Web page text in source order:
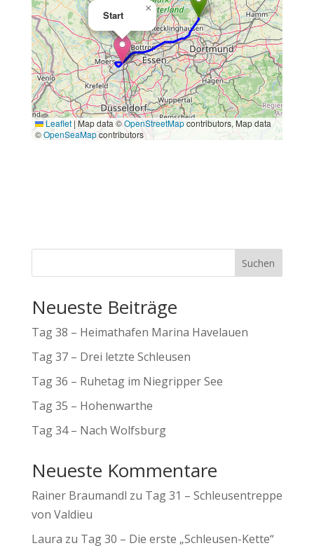
Suchen
Neueste Beiträge
Tag 38 – Heimathafen Marina Havelauen
Tag 37 – Drei letzte Schleusen
Tag 36 – Ruhetag im Niegripper See
Tag 35 – Hohenwarthe
Tag 34 – Nach Wolfsburg
Neueste Kommentare
Rainer Braumandl zu Tag 31 – Schleusentreppe
von Valdieu
Laura zu Tag 30 – Die erste „Schleusen-Kette“